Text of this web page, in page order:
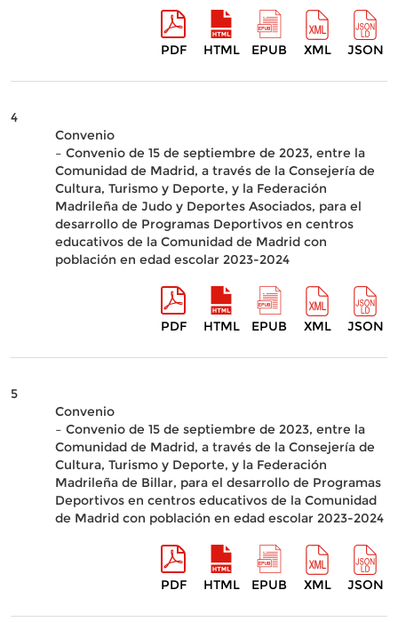
PDF HTML EPUB XML JSON
4
Convenio
– Convenio de 15 de septiembre de 2023, entre la
Comunidad de Madrid, a través de la Consejería de
Cultura, Turismo y Deporte, y la Federación
Madrileña de Judo y Deportes Asociados, para el
desarrollo de Programas Deportivos en centros
educativos de la Comunidad de Madrid con
población en edad escolar 2023-2024
PDF HTML EPUB XML JSON
5
Convenio
– Convenio de 15 de septiembre de 2023, entre la
Comunidad de Madrid, a través de la Consejería de
Cultura, Turismo y Deporte, y la Federación
Madrileña de Billar, para el desarrollo de Programas
Deportivos en centros educativos de la Comunidad
de Madrid con población en edad escolar 2023-2024
PDF HTML EPUB XML JSON